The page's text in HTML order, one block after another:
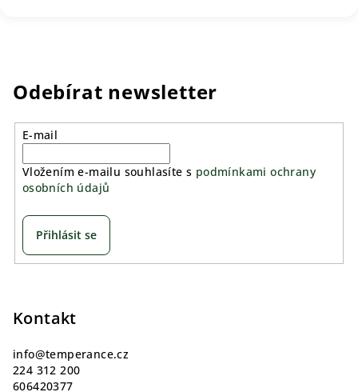
Odebírat newsletter
E-mail
Vložením e-mailu souhlasíte s podmínkami ochrany
osobních údajů
Přihlásit se
Kontakt
info@temperance.cz
224 312 200
606420377